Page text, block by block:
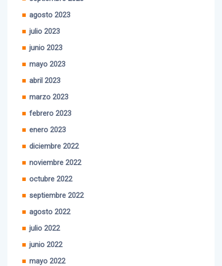
agosto 2023
julio 2023
junio 2023
mayo 2023
abril 2023
marzo 2023
febrero 2023
enero 2023
diciembre 2022
noviembre 2022
octubre 2022
septiembre 2022
agosto 2022
julio 2022
junio 2022
mayo 2022